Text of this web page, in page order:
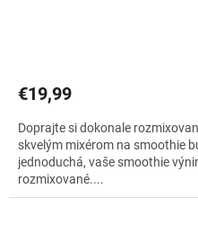
€19,99
Doprajte si dokonale
skvelým mixérom na smoothie
jednoduchá, vaše smoothie
rozmixované....